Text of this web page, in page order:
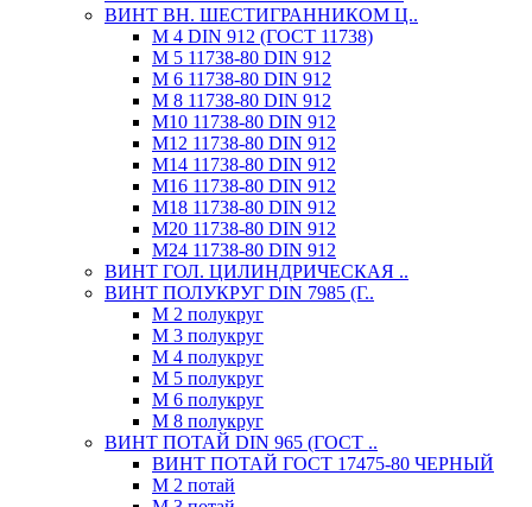
ВИНТ ВН. ШЕСТИГРАННИКОМ Ц..
М 4 DIN 912 (ГОСТ 11738)
М 5 11738-80 DIN 912
М 6 11738-80 DIN 912
М 8 11738-80 DIN 912
М10 11738-80 DIN 912
М12 11738-80 DIN 912
М14 11738-80 DIN 912
М16 11738-80 DIN 912
М18 11738-80 DIN 912
М20 11738-80 DIN 912
М24 11738-80 DIN 912
ВИНТ ГОЛ. ЦИЛИНДРИЧЕСКАЯ ..
ВИНТ ПОЛУКРУГ DIN 7985 (Г..
М 2 полукруг
М 3 полукруг
М 4 полукруг
М 5 полукруг
М 6 полукруг
М 8 полукруг
ВИНТ ПОТАЙ DIN 965 (ГОСТ ..
ВИНТ ПОТАЙ ГОСТ 17475-80 ЧЕРНЫЙ
М 2 потай